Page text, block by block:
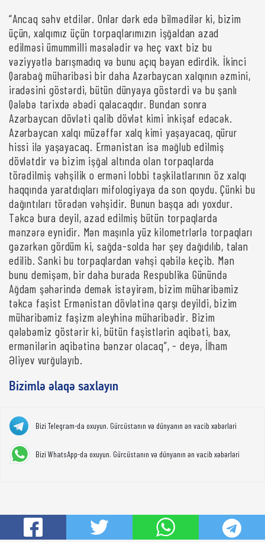
“Ancaq səhv etdilər. Onlar dərk edə bilmədilər ki, bizim
üçün, xalqımız üçün torpaqlarımızın işğaldan azad
edilməsi ümummilli məsələdir və heç vaxt biz bu
vəziyyətlə barışmadıq və bunu açıq bəyan edirdik. İkinci
Qarabağ müharibəsi bir daha Azərbaycan xalqının əzmini,
iradəsini göstərdi, bütün dünyaya göstərdi və bu şanlı
Qələbə tarixdə əbədi qalacaqdır. Bundan sonra
Azərbaycan dövləti qalib dövlət kimi inkişaf edəcək.
Azərbaycan xalqı müzəffər xalq kimi yaşayacaq, qürur
hissi ilə yaşayacaq. Ermənistan isə məğlub edilmiş
dövlətdir və bizim işğal altında olan torpaqlarda
törədilmiş vəhşilik o erməni lobbi təşkilatlarının öz xalqı
haqqında yaratdıqları mifologiyaya da son qoydu. Çünki bu
dağıntıları törədən vəhşidir. Bunun başqa adı yoxdur.
Təkcə bura deyil, azad edilmiş bütün torpaqlarda
mənzərə eynidir. Mən maşınla yüz kilometrlərlə torpaqları
gəzərkən gördüm ki, sağda-solda hər şey dağıdılıb, talan
edilib. Sanki bu torpaqlardan vəhşi qəbilə keçib. Mən
bunu demişəm, bir daha burada Respublika Günündə
Ağdam şəhərində demək istəyirəm, bizim müharibəmiz
təkcə faşist Ermənistan dövlətinə qarşı deyildi, bizim
müharibəmiz faşizm əleyhinə müharibədir. Bizim
qələbəmiz göstərir ki, bütün faşistlərin aqibəti, bax,
ermənilərin aqibətinə bənzər olacaq”, - deyə, İlham
Əliyev vurğulayıb.
Bizimlə əlaqə saxlayın
Bizi Telegram-da oxuyun. Gürcüstanın və dünyanın ən vacib xəbərləri
Bizi WhatsApp-da oxuyun. Gürcüstanın və dünyanın ən vacib xəbərləri